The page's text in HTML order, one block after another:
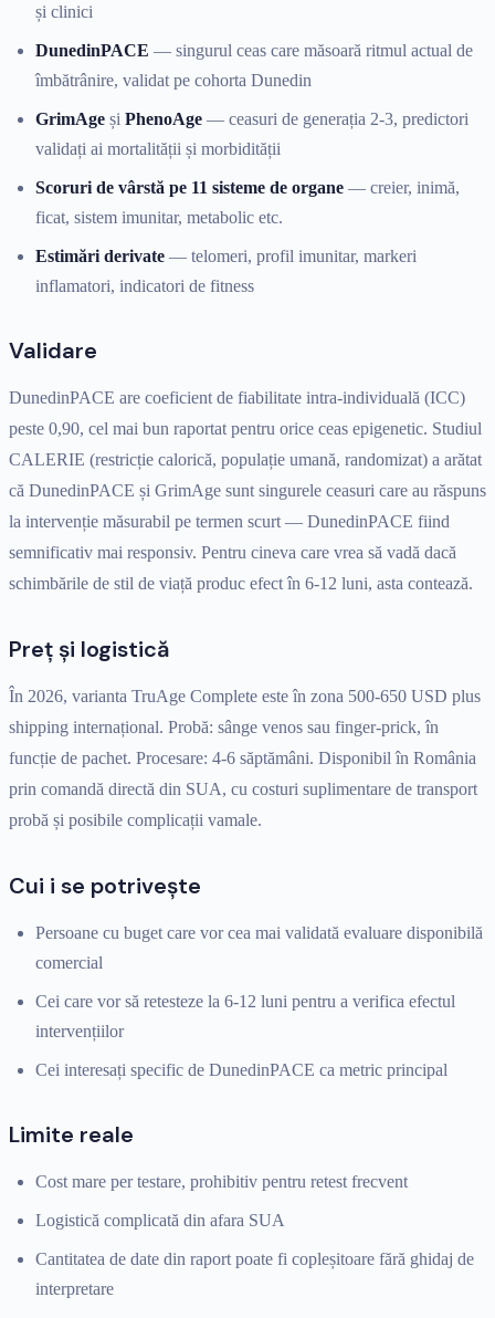
și clinici
DunedinPACE — singurul ceas care măsoară ritmul actual de
îmbătrânire, validat pe cohorta Dunedin
GrimAge și PhenoAge — ceasuri de generația 2-3, predictori
validați ai mortalității și morbidității
Scoruri de vârstă pe 11 sisteme de organe — creier, inimă,
ficat, sistem imunitar, metabolic etc.
Estimări derivate — telomeri, profil imunitar, markeri
inflamatori, indicatori de fitness
Validare
DunedinPACE are coeficient de fiabilitate intra-individuală (ICC)
peste 0,90, cel mai bun raportat pentru orice ceas epigenetic. Studiul
CALERIE (restricție calorică, populație umană, randomizat) a arătat
că DunedinPACE și GrimAge sunt singurele ceasuri care au răspuns
la intervenție măsurabil pe termen scurt — DunedinPACE fiind
semnificativ mai responsiv. Pentru cineva care vrea să vadă dacă
schimbările de stil de viață produc efect în 6-12 luni, asta contează.
Preț și logistică
În 2026, varianta TruAge Complete este în zona 500-650 USD plus
shipping internațional. Probă: sânge venos sau finger-prick, în
funcție de pachet. Procesare: 4-6 săptămâni. Disponibil în România
prin comandă directă din SUA, cu costuri suplimentare de transport
probă și posibile complicații vamale.
Cui i se potrivește
Persoane cu buget care vor cea mai validată evaluare disponibilă
comercial
Cei care vor să retesteze la 6-12 luni pentru a verifica efectul
intervențiilor
Cei interesați specific de DunedinPACE ca metric principal
Limite reale
Cost mare per testare, prohibitiv pentru retest frecvent
Logistică complicată din afara SUA
Cantitatea de date din raport poate fi copleșitoare fără ghidaj de
interpretare